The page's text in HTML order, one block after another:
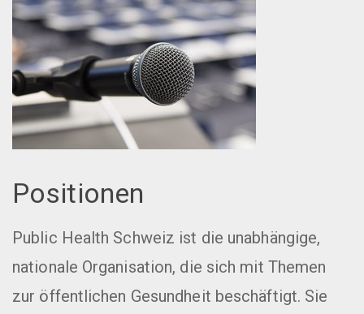
Positionen
Public Health Schweiz ist die unabhängige,
nationale Organisation, die sich mit Themen
zur öffentlichen Gesundheit beschäftigt. Sie